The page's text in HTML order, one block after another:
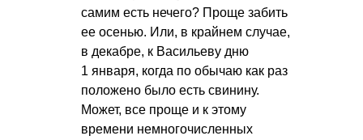
самим есть нечего? Проще забить
ее осенью. Или, в крайнем случае,
в декабре, к Васильеву дню
1 января, когда по обычаю как раз
положено было есть свинину.
Может, все проще и к этому
времени немногочисленных